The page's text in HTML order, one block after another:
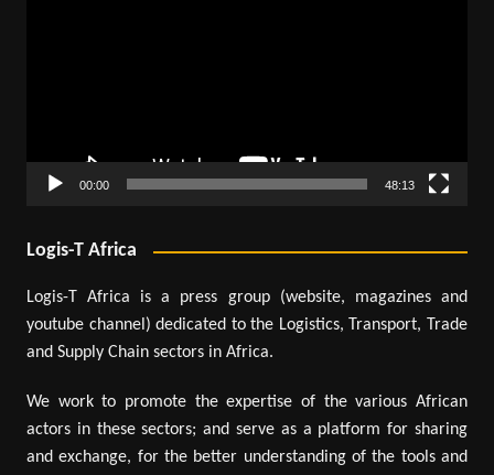
00:00 48:13
Logis-T Africa
Logis-T Africa is a press group (website, magazines and
youtube channel) dedicated to the Logistics, Transport, Trade
and Supply Chain sectors in Africa.
We work to promote the expertise of the various African
actors in these sectors; and serve as a platform for sharing
and exchange, for the better understanding of the tools and